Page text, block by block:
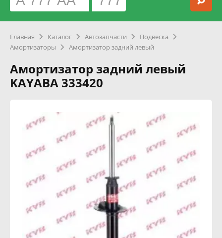
Главная Каталог Автозапчасти
Подвеска
Амортизаторы
Амортизатор задний левый
Амортизатор задний левый
KAYABA 333420